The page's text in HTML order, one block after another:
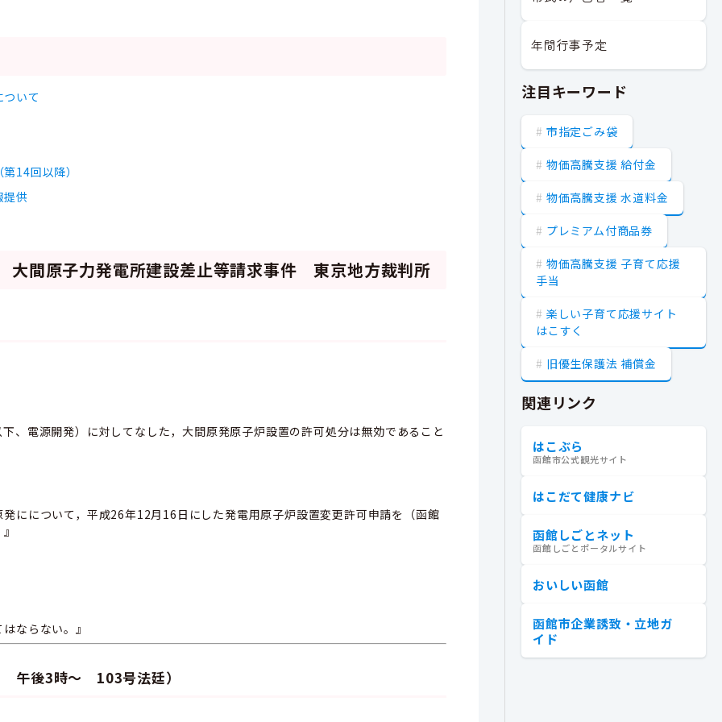
いて
14回以降）
提供
間原子力発電所建設差止等請求事件 東京地方裁判所
、電源開発）に対してなした，大間原発原子炉設置の許可処分は無効であること
にについて，平成26年12月16日にした発電用原子炉設置変更許可申請を（函館
ならない。』
午後3時～ 103号法廷）
年間行事予定
注目キーワード
市指定ごみ袋
物価高騰支援 給付金
物価高騰支援 水道料金
プレミアム付商品券
物価高騰支援 子育て応援
手当
楽しい子育て応援サイト
はこすく
旧優生保護法 補償金
関連リンク
はこぶら
函館市公式観光サイト
はこだて健康ナビ
函館しごとネット
函館しごとポータルサイト
おいしい函館
函館市企業誘致・立地ガ
イド